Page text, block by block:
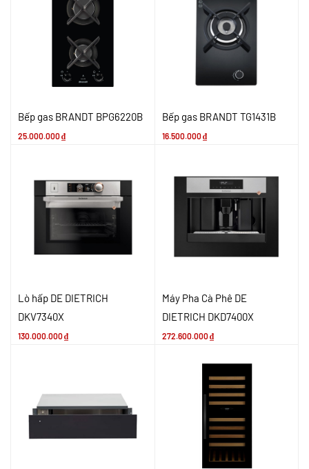
Bếp gas BRANDT BPG6220B
25.000.000₫
Bếp gas BRANDT TG1431B
16.500.000₫
Lò hấp DE DIETRICH
DKV7340X
130.000.000₫
Máy Pha Cà Phê DE
DIETRICH DKD7400X
272.600.000₫